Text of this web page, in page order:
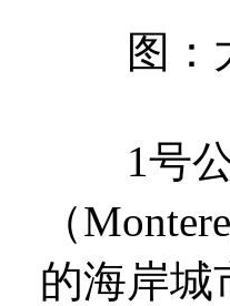
图：大
1号公
（
的海岸城